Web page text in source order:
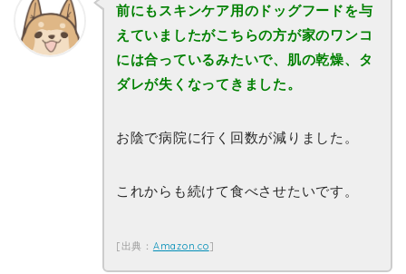
前にもスキンケア用のドッグフードを与
えていましたがこちらの方が家のワンコ
には合っているみたいで、肌の乾燥、タ
ダレが失くなってきました。
お陰で病院に行く回数が減りました。
これからも続けて食べさせたいです。
[出典： Amazon.co]